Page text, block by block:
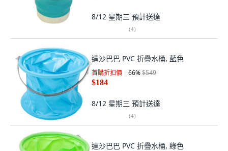
8/12 星期三 預計送達
(4)
達沙巴巴 PVC 折疊水桶, 藍色
首購折扣價 66%$549
$184
8/12 星期三 預計送達
(4)
達沙巴巴 PVC 折疊水桶, 綠色